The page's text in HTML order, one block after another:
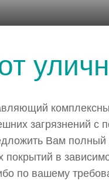
загрязнений с
Вам полный
в
по вашему